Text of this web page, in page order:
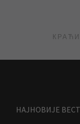
НАЈНОВИЈЕ